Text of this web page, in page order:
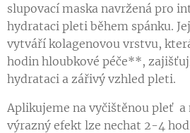
slupovací maska navržená pro
hydrataci pleti během spánku.
vytváří kolagenovou vrstvu,
hodin hloubkové péče**,
hydrataci a zářivý vzhled pleti.
Aplikujeme na vyčištěnou pleť a
výrazný efekt lze nechat 2-4